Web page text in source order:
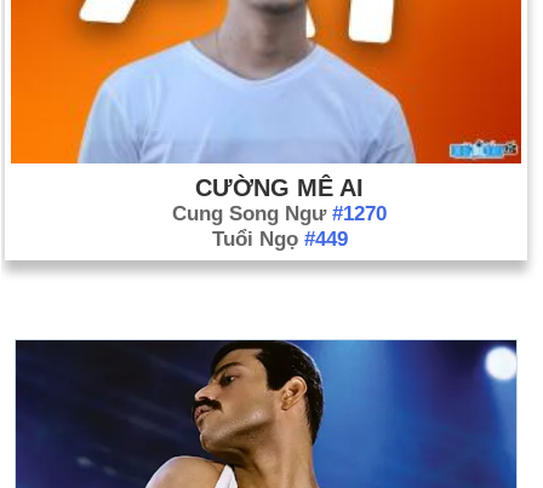
CƯỜNG MÊ AI
Cung Song Ngư #1270
Tuổi Ngọ #449